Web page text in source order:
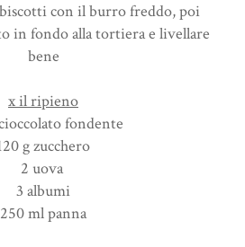
con il burro freddo, poi
in fondo alla tortiera e livellare
bene
x il ripieno
fondente
g zucchero
2 uova
3 albumi
250 ml panna